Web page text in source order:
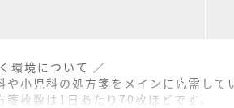
環境について ／
小児科の処方箋をメインに応需して
枚数は1日あたり70枚ほどです。